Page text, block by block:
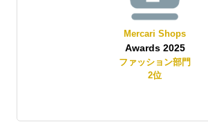
Mercari Shops
Awards 2025
ファッション部門
2位